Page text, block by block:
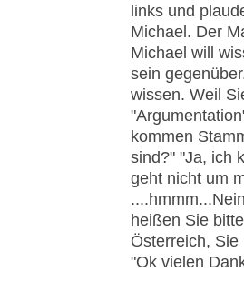
links und
Michael. Der
Michael will
sein
wissen. Weil
kommen
sind?" "Ja, ich
geht nicht um
heißen Sie
Österreich,
"Ok vielen